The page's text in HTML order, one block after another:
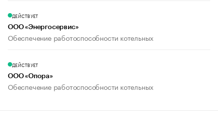
ДЕЙСТВУЕТ
ООО «Энергосервис»
Обеспечение работоспособности котельных
ДЕЙСТВУЕТ
ООО «Опора»
Обеспечение работоспособности котельных